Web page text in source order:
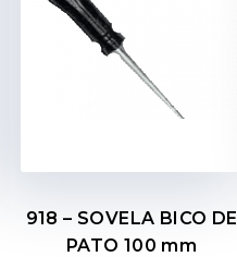
918 – SOVELA BICO DE
PATO 100 mm